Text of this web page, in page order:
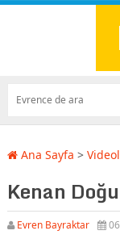
Ana Sayfa >
Kenan
Evren Bayraktar 06